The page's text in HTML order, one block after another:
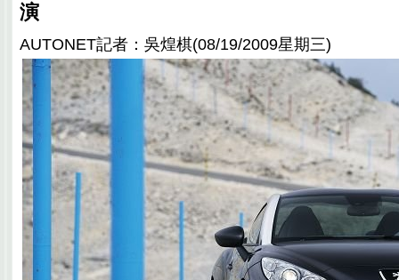
演
AUTONET記者：吳煌棋(08/19/2009星期三)